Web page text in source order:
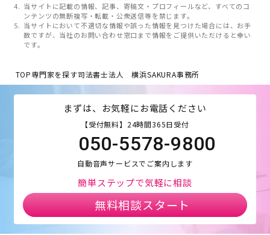
当サイトに記載の情報、記事、寄稿文・プロフィールなど、すべてのコ
ンテンツの無断複写・転載・公衆送信等を禁じます。
当サイトにおいて不適切な情報や誤った情報を見つけた場合には、お手
数ですが、当社のお問い合わせ窓口まで情報をご提供いただけると幸い
です。
TOP専門家を探す司法書士法人 横浜SAKURA事務所
まずは、お気軽にお電話ください
【受付無料】24時間365日受付
050-5578-9800
自動音声サービスでご案内します
簡単ステップで気軽に相談
無料相談スタート